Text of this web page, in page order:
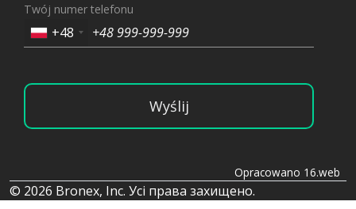
Twój numer telefonu
+48
Wyślij
Opracowano 16.web
© 2026 Bronex, Inc. Усі права захищено.